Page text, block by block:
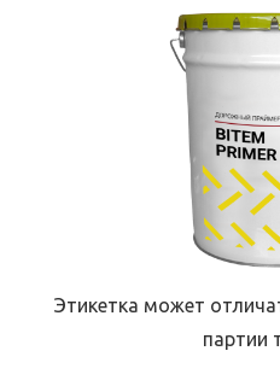
Этикетка может
партии